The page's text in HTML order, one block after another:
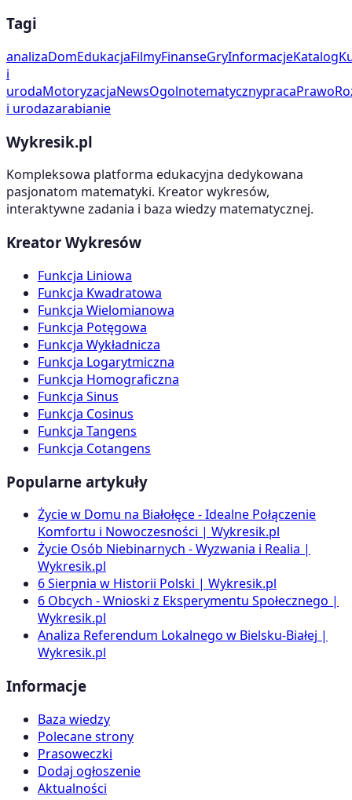
Tagi
analizaDomEdukacjaFilmyFinanseGryInformacjeKatalog
i
urodaMotoryzacjaNewsOgolnotematycznypracaPrawo
i urodazarabianie
Wykresik.pl
Kompleksowa platforma edukacyjna dedykowana
pasjonatom matematyki. Kreator wykresów,
interaktywne zadania i baza wiedzy matematycznej.
Kreator Wykresów
Funkcja Liniowa
Funkcja Kwadratowa
Funkcja Wielomianowa
Funkcja Potęgowa
Funkcja Wykładnicza
Funkcja Logarytmiczna
Funkcja Homograficzna
Funkcja Sinus
Funkcja Cosinus
Funkcja Tangens
Funkcja Cotangens
Popularne artykuły
Życie w Domu na Białołęce - Idealne Połączenie
Komfortu i Nowoczesności | Wykresik.pl
Życie Osób Niebinarnych - Wyzwania i Realia |
Wykresik.pl
6 Sierpnia w Historii Polski | Wykresik.pl
6 Obcych - Wnioski z Eksperymentu Społecznego |
Wykresik.pl
Analiza Referendum Lokalnego w Bielsku-Białej |
Wykresik.pl
Informacje
Baza wiedzy
Polecane strony
Prasoweczki
Dodaj ogłoszenie
Aktualności